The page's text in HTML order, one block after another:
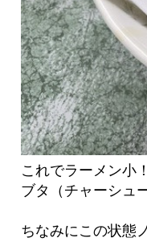
これでラーメン小！
ブタ（チャーシュ
ちなみにこの状態